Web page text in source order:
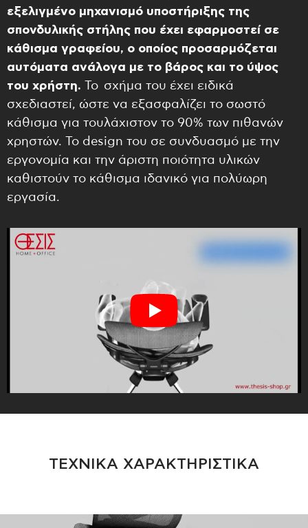
εξελιγμένο μηχανισμό υποστήριξης της
σπονδυλικής στήλης που έχει εφαρμοστεί σε
κάθισμα γραφείου, ο οποίος προσαρμόζεται
αυτόματα ανάλογα με το βάρος και το ύψος
του χρήστη. Το σχήμα του έχει ειδικά
σχεδιαστεί, ώστε να εξασφαλίζει το σωστό
κάθισμα για τουλάχιστον το 90% των πιθανών
χρηστών. Το design του σε συνδυασμό με την
εργονομία και την άριστη ποιότητα υλικών
καθιστούν το κάθισμα ιδανικό για πολύωρη
εργασία.
ΤΕΧΝΙΚΑ ΧΑΡΑΚΤΗΡΙΣΤΙΚΑ